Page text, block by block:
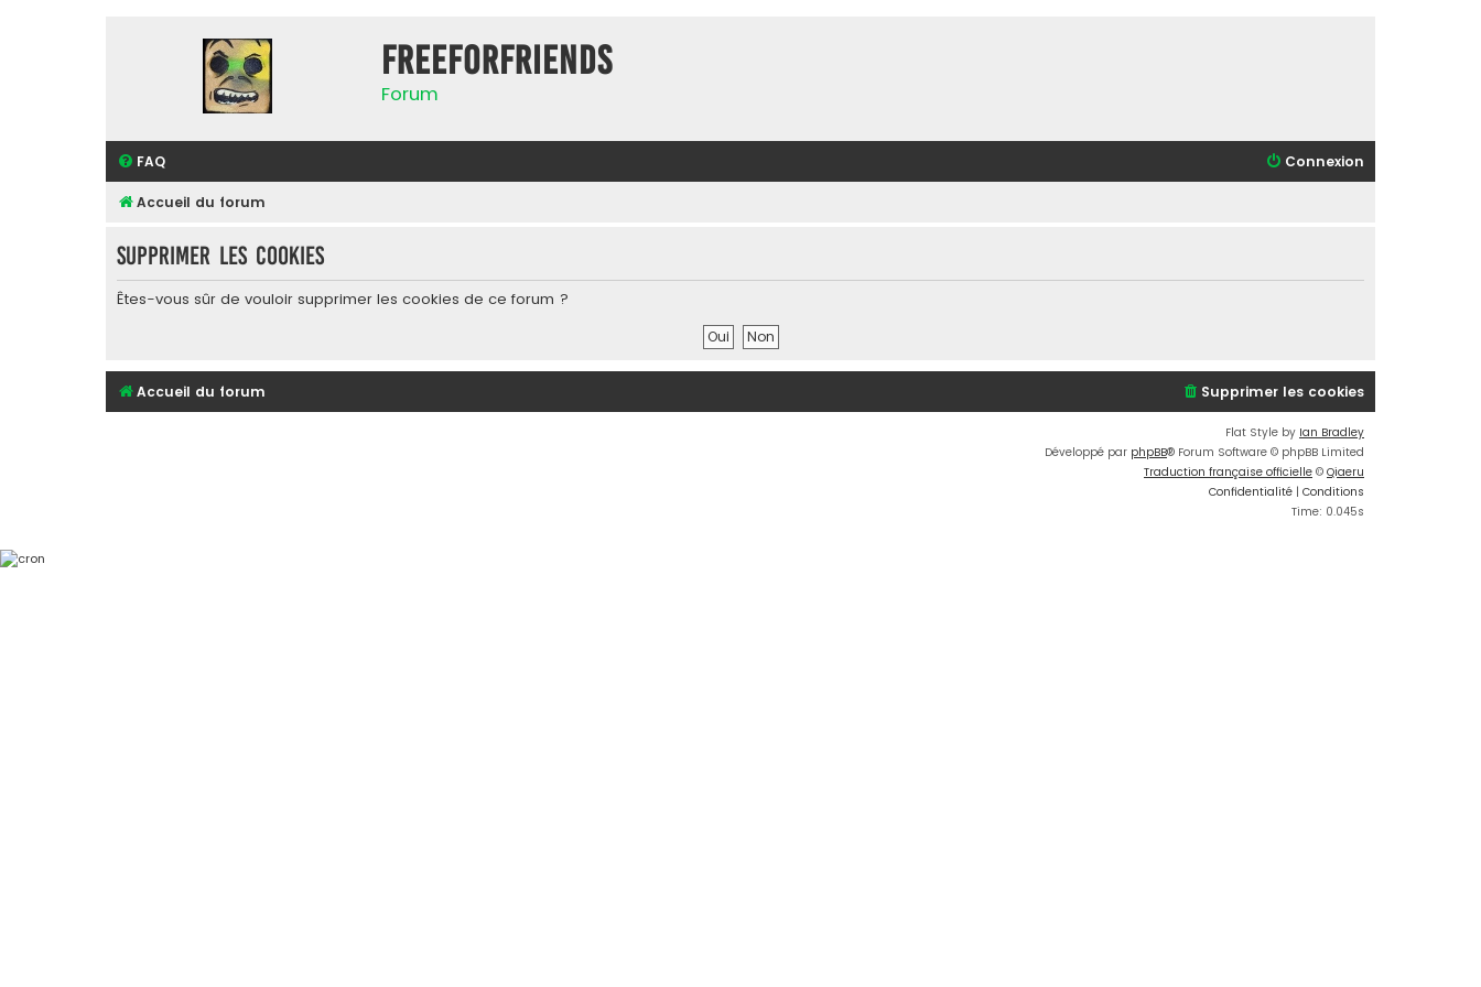
FreeForFriends
Forum
FAQ Connexion
Accueil du forum
Supprimer les cookies
Êtes-vous sûr de vouloir supprimer les cookies de ce forum ?
Accueil du forum Supprimer les cookies
Flat Style by Ian Bradley
Développé par phpBB® Forum Software © phpBB Limited
Traduction française officielle © Qiaeru
Confidentialité | Conditions
Time: 0.045s